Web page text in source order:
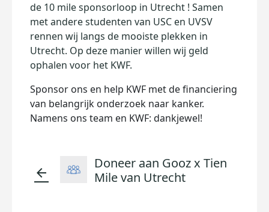
de 10 mile sponsorloop in Utrecht ! Samen
met andere studenten van USC en UVSV
rennen wij langs de mooiste plekken in
Utrecht. Op deze manier willen wij geld
ophalen voor het KWF.
Sponsor ons en help KWF met de financiering
van belangrijk onderzoek naar kanker.
Namens ons team en KWF: dankjewel!
arrow_back
Doneer aan Gooz x Tien
Mile van Utrecht